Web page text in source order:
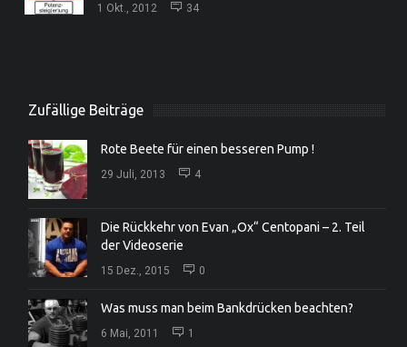
1 Okt., 2012 34
Zufällige Beiträge
Rote Beete für einen besseren Pump !
29 Juli, 2013 4
Die Rückkehr von Evan „Ox“ Centopani – 2. Teil
der Videoserie
15 Dez., 2015 0
Was muss man beim Bankdrücken beachten?
6 Mai, 2011 1